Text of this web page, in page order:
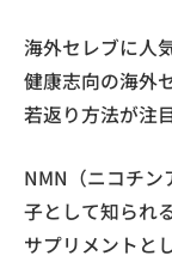
海外セレブに人
健康志向の海外
若返り方法が注
NMN（ニコチン
子として知られ
サプリメントと